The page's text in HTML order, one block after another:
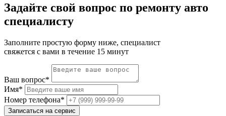
Задайте свой вопрос по ремонту авто
специалисту
Заполните простую форму ниже, специалист
свяжется с вами в течение 15 минут
Ваш вопрос*
Имя*
Номер телефона*
Записаться на сервис